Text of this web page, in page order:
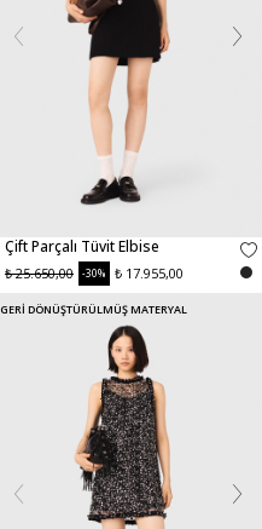
Çift Parçalı Tüvit Elbise
₺ 25.650,00 -30% ₺ 17.955,00
GERİ DÖNÜŞTÜRÜLMÜŞ MATERYAL